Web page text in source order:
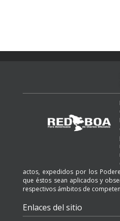
actos, expedidos por los
que éstos sean aplicados y
respectivos ámbitos de
Enlaces del sitio